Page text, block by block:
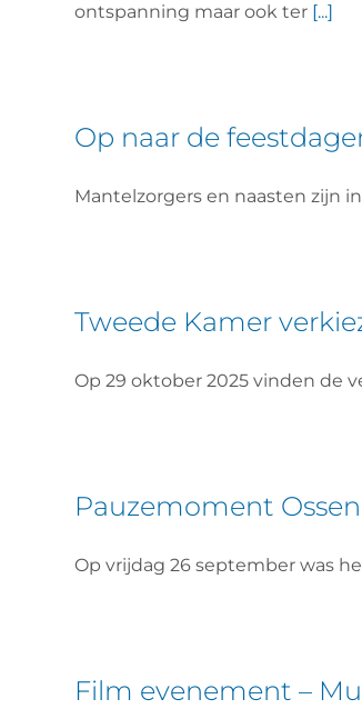
ontspanning maar ook ter [...]
Op naar de
Mantelzorgers en naasten zijn
Tweede Kamer
Op 29 oktober 2025 vinden de
Pauzemoment
Op vrijdag 26 september was
Film evenement –